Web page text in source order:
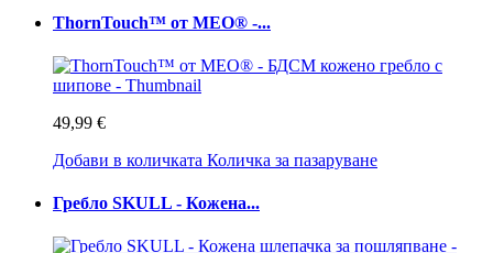
ThornTouch™ от MEO® -...
49,99 €
Добави в количката Количка за пазаруване
Гребло SKULL - Кожена...